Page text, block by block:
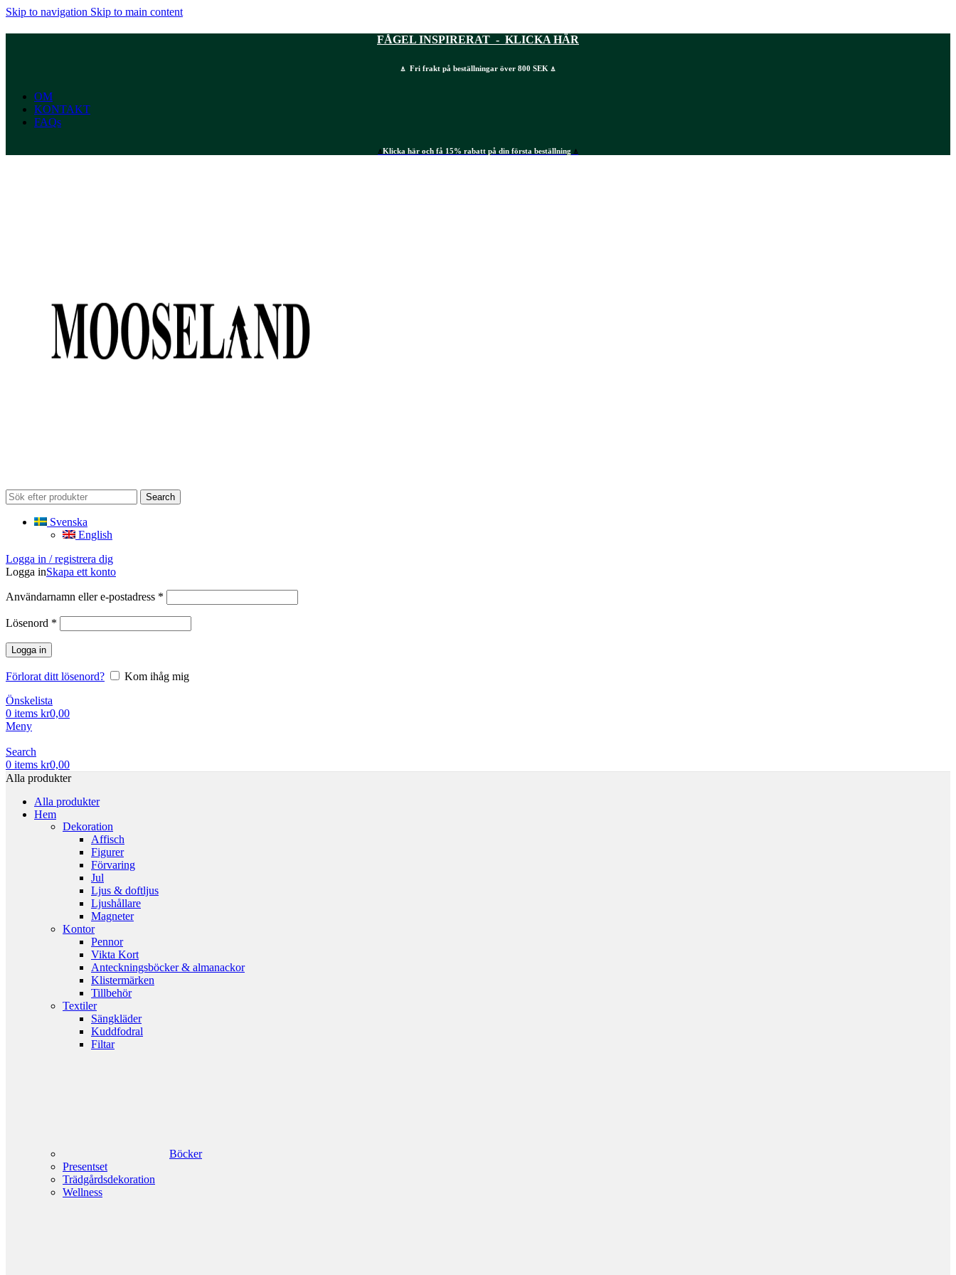
Skip to navigation Skip to main content
FÅGEL INSPIRERAT - KLICKA HÄR
⍋ Fri frakt på beställningar över 800 SEK ⍋
OM
KONTAKT
FAQs
⍋Klicka här och få 15% rabatt på din första beställning ⍋
Search
Svenska
English
Logga in / registrera dig
Logga inSkapa ett konto
Användarnamn eller e-postadress *
Lösenord *
Logga in
Förlorat ditt lösenord?
Kom ihåg mig
Önskelista
0 items kr0,00
Meny
Search
0 items kr0,00
Alla produkter
Alla produkter
Hem
Dekoration
Affisch
Figurer
Förvaring
Jul
Ljus & doftljus
Ljushållare
Magneter
Kontor
Pennor
Vikta Kort
Anteckningsböcker & almanackor
Klistermärken
Tillbehör
Textiler
Sängkläder
Kuddfodral
Filtar
Böcker
Presentset
Trädgårdsdekoration
Wellness